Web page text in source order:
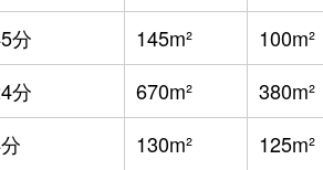
分 145m² 100m²
分 670m² 380m²
130m² 125m²